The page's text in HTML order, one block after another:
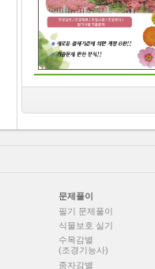
문제풀이
필기 문제풀이
식물보호 실기
수목감별
(조경기능사)
종자감별